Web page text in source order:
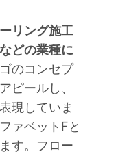
リング施工
どの業種に
のコンセプ
ピールし、
現していま
ァベットFと
す。フロー